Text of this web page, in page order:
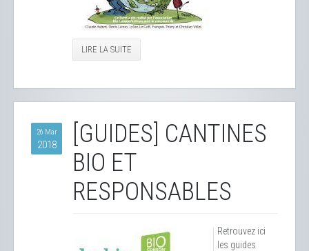
LIRE LA SUITE
26 Mar
2018
[GUIDES] CANTINES
BIO ET
RESPONSABLES
Retrouvez ici
les guides